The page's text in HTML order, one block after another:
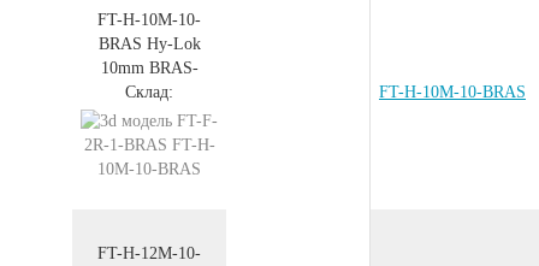
FT-H-10M-10-
BRAS Hy-Lok
10mmBRAS-
Склад:
FT-H-10M-10-BRAS
FT-H-12M-10-